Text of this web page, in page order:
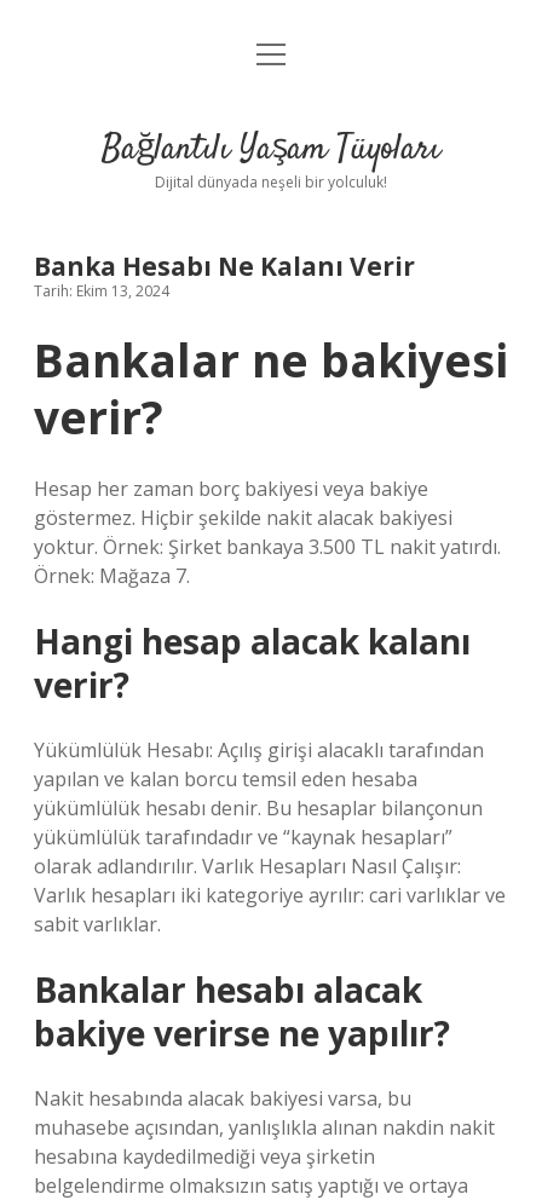
Anasayfa
Yasal Uyarı
menüyü
Bağlantılı Yaşam Tüyoları
Dijital dünyada neşeli bir yolculuk!
Banka Hesabı Ne Kalanı Verir
Tarih: Ekim 13, 2024
Bankalar ne bakiyesi
verir?
Hesap her zaman borç bakiyesi veya bakiye
göstermez. Hiçbir şekilde nakit alacak bakiyesi
yoktur. Örnek: Şirket bankaya 3.500 TL nakit yatırdı.
Örnek: Mağaza 7.
Hangi hesap alacak kalanı
verir?
Yükümlülük Hesabı: Açılış girişi alacaklı tarafından
yapılan ve kalan borcu temsil eden hesaba
yükümlülük hesabı denir. Bu hesaplar bilançonun
yükümlülük tarafındadır ve “kaynak hesapları”
olarak adlandırılır. Varlık Hesapları Nasıl Çalışır:
Varlık hesapları iki kategoriye ayrılır: cari varlıklar ve
sabit varlıklar.
Bankalar hesabı alacak
bakiye verirse ne yapılır?
Nakit hesabında alacak bakiyesi varsa, bu
muhasebe açısından, yanlışlıkla alınan nakdin nakit
hesabına kaydedilmediği veya şirketin
belgelendirme olmaksızın satış yaptığı ve ortaya